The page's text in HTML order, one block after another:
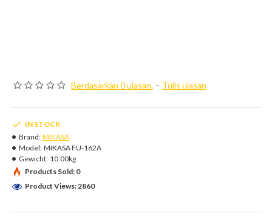
Berdasarkan 0 ulasan. - Tulis ulasan
IN STOCK
Brand: MIKASA
Model: MIKASA FU-162A
Gewicht: 10.00kg
Products Sold: 0
Product Views: 2860